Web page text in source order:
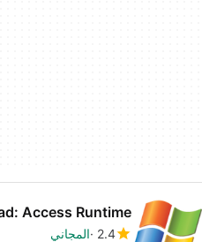
Access Runtime
2.4 المجاني